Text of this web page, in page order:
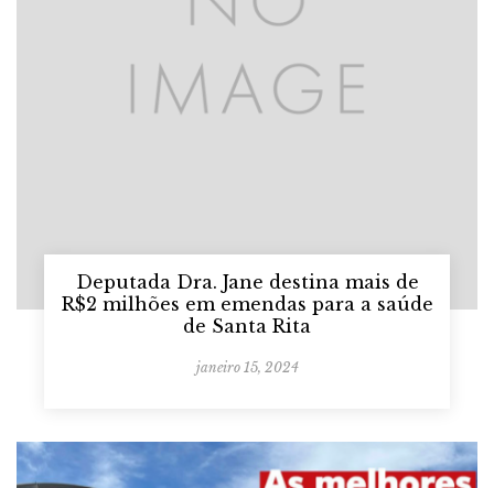
Deputada Dra. Jane destina mais de
R$2 milhões em emendas para a saúde
de Santa Rita
janeiro 15, 2024